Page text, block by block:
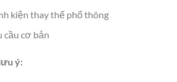
kiện thay thế phổ thông
cầu cơ bản
ý: